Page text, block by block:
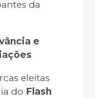
da
e
eleitas
do Flash